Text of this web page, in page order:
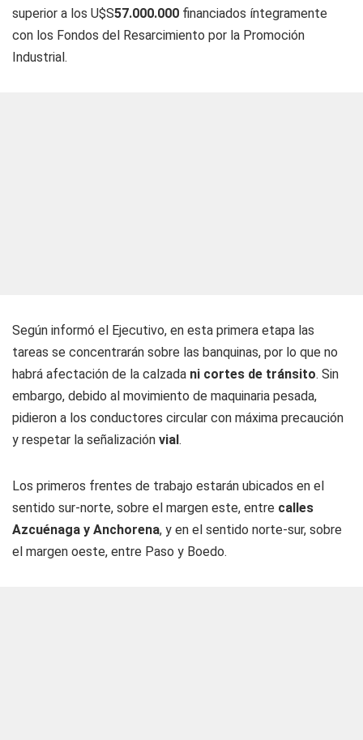
superior a los U$S57.000.000 financiados íntegramente
con los Fondos del Resarcimiento por la Promoción
Industrial.
Según informó el Ejecutivo, en esta primera etapa las
tareas se concentrarán sobre las banquinas, por lo que no
habrá afectación de la calzada ni cortes de tránsito. Sin
embargo, debido al movimiento de maquinaria pesada,
pidieron a los conductores circular con máxima precaución
y respetar la señalización vial.
Los primeros frentes de trabajo estarán ubicados en el
sentido sur-norte, sobre el margen este, entre calles
Azcuénaga y Anchorena, y en el sentido norte-sur, sobre
el margen oeste, entre Paso y Boedo.